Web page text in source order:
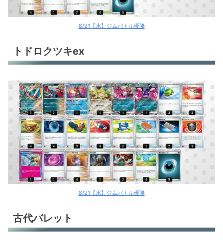
8/21【水】ジムバトル優勝
トドロクツキex
8/21【水】ジムバトル優勝
古代バレット